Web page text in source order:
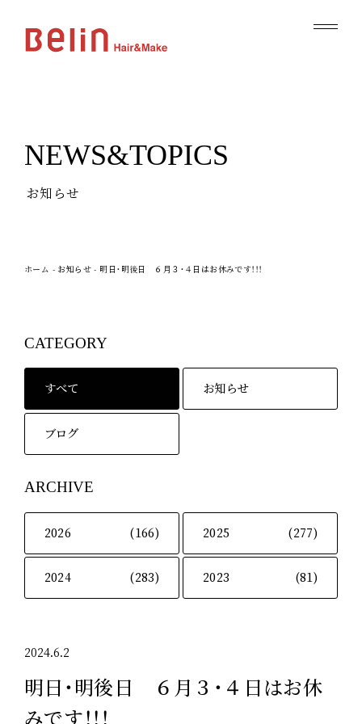
NEWS&TOPICS
お知らせ
ホーム - お知らせ - 明日・明後日 ６月３・４日はお休みです！！！
CATEGORY
すべて お知らせ
ブログ
ARCHIVE
2026 (166) 2025 (277)
2024 (283) 2023 (81)
2024.6.2
明日・明後日 ６月３・４日はお休
みです！！！